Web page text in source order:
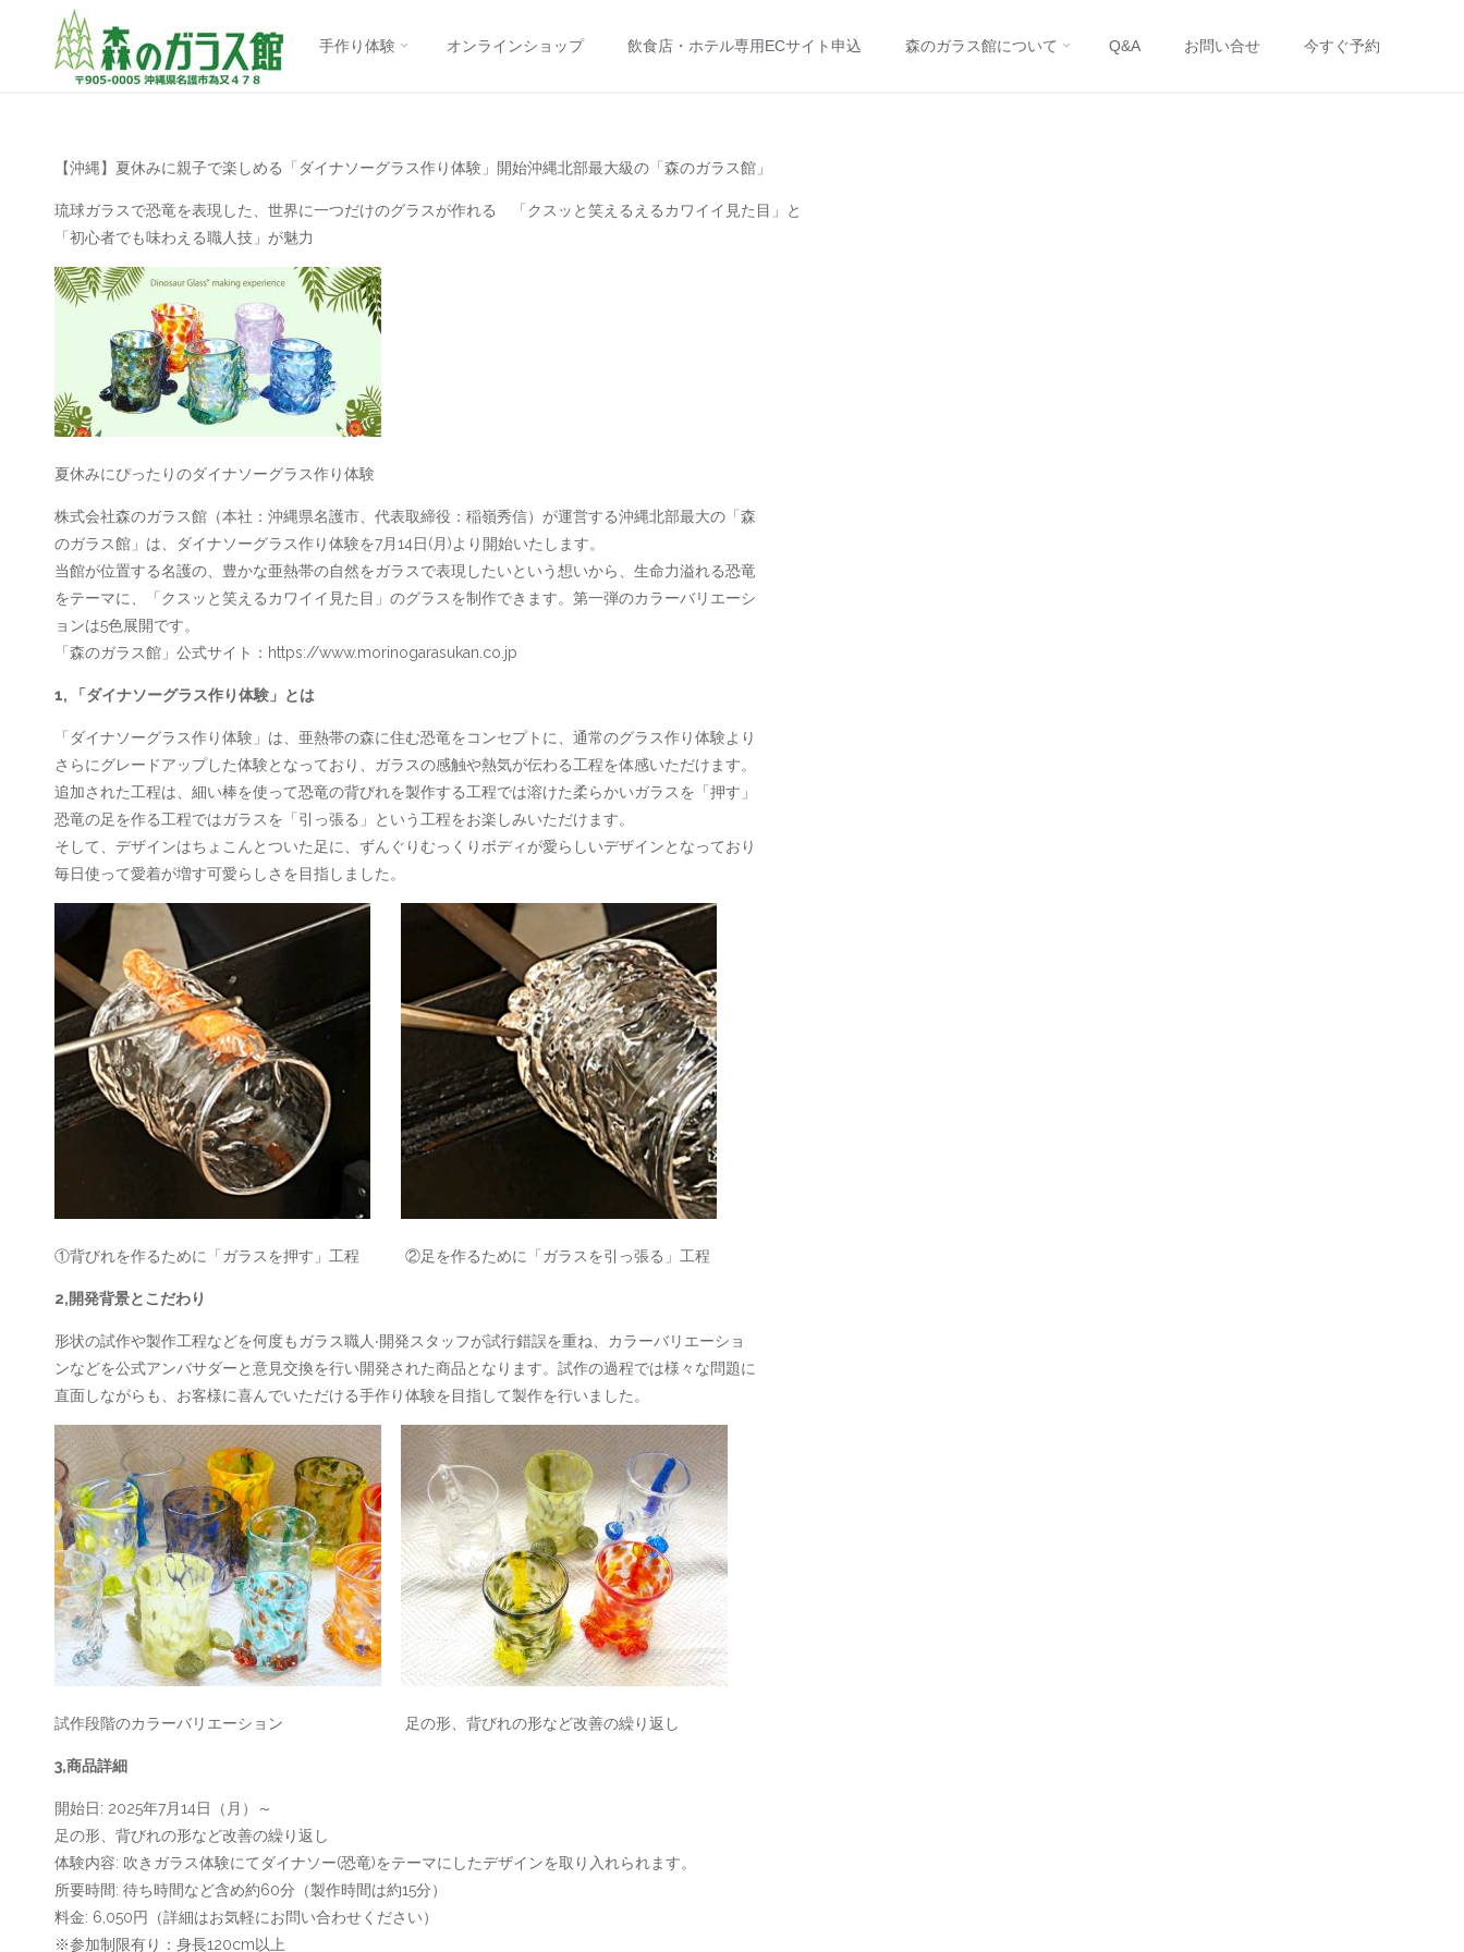
式】
縄
ガラ
ス制
作体
験 に
ス
キ
プ
手作り体験 オンラインショップ 飲食店・ホテル専用ECサイト申込 森のガラス館について Q&A お問い合せ 今すぐ予約
【沖縄】夏休みに親子で楽しめる「ダイナソーグラス作り体験」開始沖縄北部最大級の「森のガラス館」
琉球ガラスで恐竜を表現した、世界に一つだけのグラスが作れる 「クスッと笑えるえるカワイイ見た目」と
「初心者でも味わえる職人技」が魅力
夏休みにぴったりのダイナソーグラス作り体験
株式会社森のガラス館（本社：沖縄県名護市、代表取締役：稲嶺秀信）が運営する沖縄北部最大の「森
のガラス館」は、ダイナソーグラス作り体験を7月14日(月)より開始いたします。
当館が位置する名護の、豊かな亜熱帯の自然をガラスで表現したいという想いから、生命力溢れる恐竜
をテーマに、「クスッと笑えるカワイイ見た目」のグラスを制作できます。第一弾のカラーバリエーシ
ョンは5色展開です。
「森のガラス館」公式サイト：https://www.morinogarasukan.co.jp
1, 「ダイナソーグラス作り体験」とは
「ダイナソーグラス作り体験」は、亜熱帯の森に住む恐竜をコンセプトに、通常のグラス作り体験より
さらにグレードアップした体験となっており、ガラスの感触や熱気が伝わる工程を体感いただけます。
追加された工程は、細い棒を使って恐竜の背びれを製作する工程では溶けた柔らかいガラスを「押す」
恐竜の足を作る工程ではガラスを「引っ張る」という工程をお楽しみいただけます。
そして、デザインはちょこんとついた足に、ずんぐりむっくりボディが愛らしいデザインとなっており
毎日使って愛着が増す可愛らしさを目指しました。
①背びれを作るために「ガラスを押す」工程 ②足を作るために「ガラスを引っ張る」工程
2,開発背景とこだわり
形状の試作や製作工程などを何度もガラス職人‧開発スタッフが試行錯誤を重ね、カラーバリエーショ
ンなどを公式アンバサダーと意見交換を行い開発された商品となります。試作の過程では様々な問題に
直面しながらも、お客様に喜んでいただける手作り体験を目指して製作を行いました。
試作段階のカラーバリエーション 足の形、背びれの形など改善の繰り返し
3,商品詳細
開始日: 2025年7月14日（月）～
足の形、背びれの形など改善の繰り返し
体験内容: 吹きガラス体験にてダイナソー(恐竜)をテーマにしたデザインを取り入れられます。
所要時間: 待ち時間など含め約60分（製作時間は約15分）
料金: 6,050円（詳細はお気軽にお問い合わせください）
※参加制限有り：身長120cm以上